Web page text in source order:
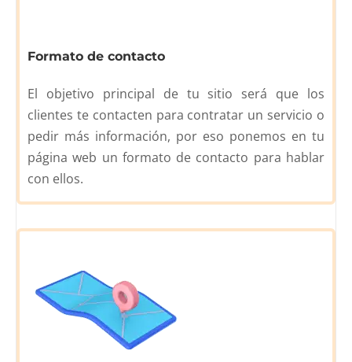
Formato de contacto
El objetivo principal de tu sitio será que los
clientes te contacten para contratar un servicio o
pedir más información, por eso ponemos en tu
página web un formato de contacto para hablar
con ellos.